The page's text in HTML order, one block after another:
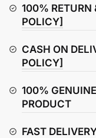
Absorber
100% RETURN
POLICY]
CASH ON
POLICY]
100%
PRODUCT
FAST